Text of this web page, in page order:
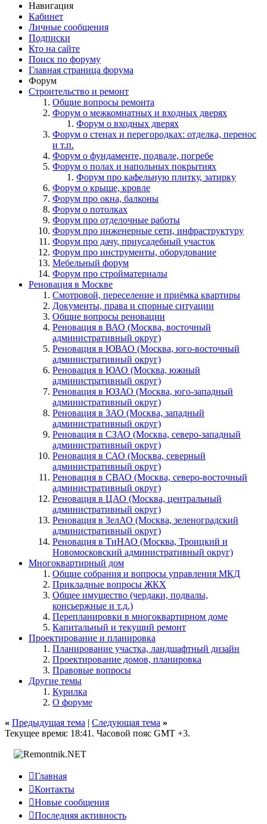
Навигация
Кабинет
Личные сообщения
Подписки
Кто на сайте
Поиск по форуму
Главная страница форума
Форум
Строительство и ремонт
Общие вопросы ремонта
Форум о межкомнатных и входных дверях
Форум о входных дверях
Форум о стенах и перегородках: отделка, перенос
и т.п.
Форум о фундаменте, подвале, погребе
Форум о полах и напольных покрытиях
Форум про кафельную плитку, затирку
Форум о крыше, кровле
Форум про окна, балконы
Форум о потолках
Форум про отделочные работы
Форум про инженерные сети, инфраструктуру
Форум про дачу, приусадебный участок
Форум про инструменты, оборудование
Мебельный форум
Форум про стройматериалы
Реновация в Москве
Смотровой, переселение и приёмка квартиры
Документы, права и спорные ситуации
Общие вопросы реновации
Реновация в ВАО (Москва, восточный
административный округ)
Реновация в ЮВАО (Москва, юго-восточный
административный округ)
Реновация в ЮАО (Москва, южный
административный округ)
Реновация в ЮЗАО (Москва, юго-западный
административный округ)
Реновация в ЗАО (Москва, западный
административный округ)
Реновация в СЗАО (Москва, северо-западный
административный округ)
Реновация в САО (Москва, северный
административный округ)
Реновация в СВАО (Москва, северо-восточный
административный округ)
Реновация в ЦАО (Москва, центральный
административный округ)
Реновация в ЗелАО (Москва, зеленоградский
административный округ)
Реновация в ТиНАО (Москва, Троицкий и
Новомосковский административный округ)
Многоквартирный дом
Общие собрания и вопросы управления МКД
Прикладные вопросы ЖКХ
Общее имущество (чердаки, подвалы,
консьержные и т.д.)
Перепланировки в многоквартирном доме
Капитальный и текущий ремонт
Проектирование и планировка
Планирование участка, ландшафтный дизайн
Проектирование домов, планировка
Правовые вопросы
Другие темы
Курилка
О форуме
« Предыдущая тема | Следующая тема »
Текущее время: 18:41 . Часовой пояс GMT +3.
Главная
Контакты
Новые сообщения
Последняя активность